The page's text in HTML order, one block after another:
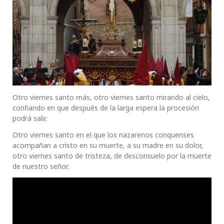
Otro viernes santo más, otro viernes santo mirando al cielo,
confiando en que después de la larga espera la procesión
podrá salir.
Otro viernes santo en el que los nazarenos conquenses
acompañan a cristo en su muerte, a su madre en su dolor,
otro viernes santo de tristeza, de desconsuelo por la muerte
de nuestro señor.